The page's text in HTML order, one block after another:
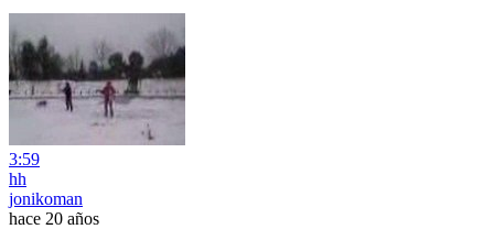
3:59
hh
jonikoman
hace 20 años